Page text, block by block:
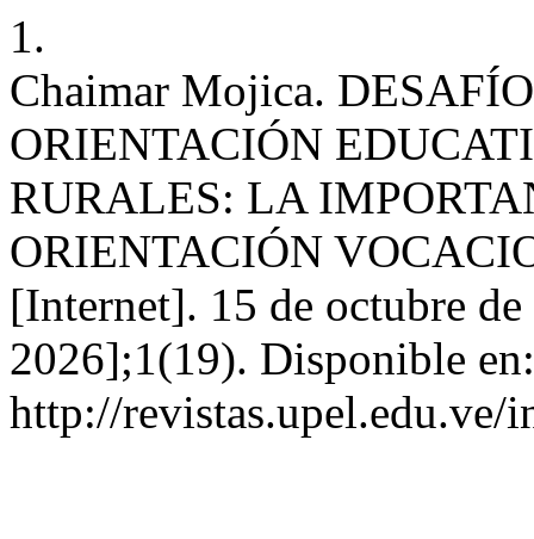
1.
Chaimar Mojica.
ORIENTACIÓN
RURALES: LA
ORIENTACIÓN
[Internet]. 15 de octubre
2026];1(19). Disponible en:
http://